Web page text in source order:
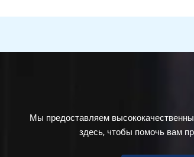
Мы предоставляем
здесь, чтобы помочь вам